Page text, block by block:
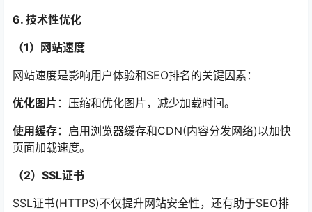
6. 技术性优化
（1）网站速度
网站速度是影响用户体验和SEO排名的关键因素：
优化图片 ：压缩和优化图片，减少加载时间。
使用缓存：启用浏览器缓存和CDN(内容分发网络)以加快
页面加载速度。
（2）SSL证书
SSL证书(HTTPS)不仅提升网站安全性，还有助于SEO排